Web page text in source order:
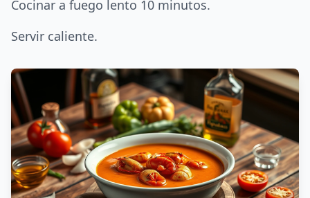
Cocinar a fuego lento 10 minutos.
Servir caliente.